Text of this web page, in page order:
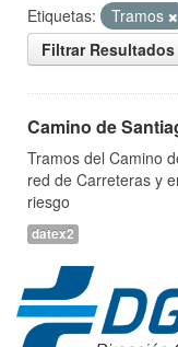
Etiquetas: Tramos
Filtrar Resultados
Camino de
Tramos del Camino
red de Carreteras y
riesgo
datex2